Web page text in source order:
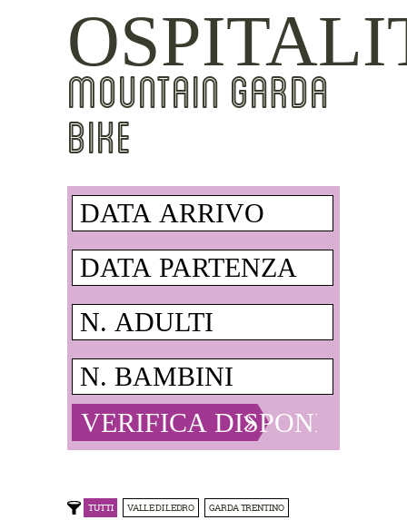
MOUNTAIN GARDA
BIKE
TUTTI VALLE DI LEDRO GARDA TRENTINO